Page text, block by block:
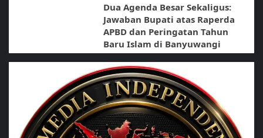
Dua Agenda Besar Sekaligus:
Jawaban Bupati atas Raperda
APBD dan Peringatan Tahun
Baru Islam di Banyuwangi